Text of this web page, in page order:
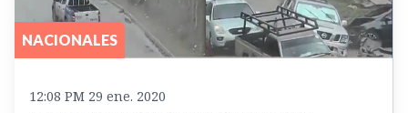
NACIONALES
12:08 PM 29 ene. 2020